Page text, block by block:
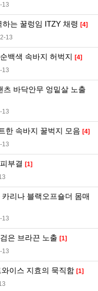
13
는 꿀렁임 ITZY 채령 [4]
13
백색 속바지 허벅지 [4]
13
츠 바닥안무 엉밑살 노출
13
한 속바지 꿀벅지 모음 [4]
13
부결 [1]
리나 블랙오프숄더 몸매
13
은 브라끈 노출 [1]
13
이스 지효의 묵직함 [1]